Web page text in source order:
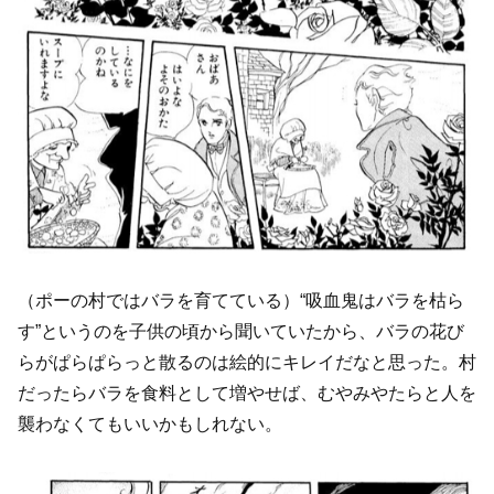
（ポーの村ではバラを育てている）“吸血鬼はバラを枯ら
す”というのを子供の頃から聞いていたから、バラの花び
らがぱらぱらっと散るのは絵的にキレイだなと思った。村
だったらバラを食料として増やせば、むやみやたらと人を
襲わなくてもいいかもしれない。